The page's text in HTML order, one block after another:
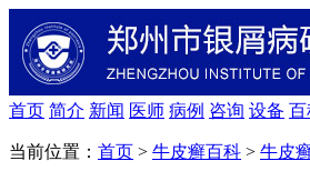
首页 简介 新闻 医师 病例 咨询 设备 百
当前位置： 首页 > 牛皮癣百科 > 牛皮